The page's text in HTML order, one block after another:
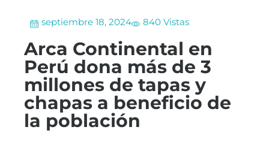
septiembre 18, 2024 840 Vistas
Arca Continental en
Perú dona más de 3
millones de tapas y
chapas a beneficio de
la población